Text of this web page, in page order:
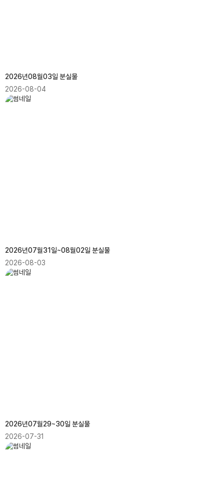
2026년08월03일 분실물
2026-08-04
2026년07월31일~08월02일 분실물
2026-08-03
2026년07월29~30일 분실물
2026-07-31